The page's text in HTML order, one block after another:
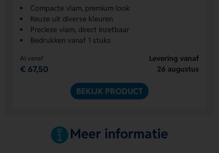
Compacte vlam, premium look
Keuze uit diverse kleuren
Precieze vlam, direct inzetbaar
Bedrukken vanaf 1 stuks
Al vanaf
€ 67,50
Levering vanaf
26 augustus
BEKIJK PRODUCT
Meer informatie